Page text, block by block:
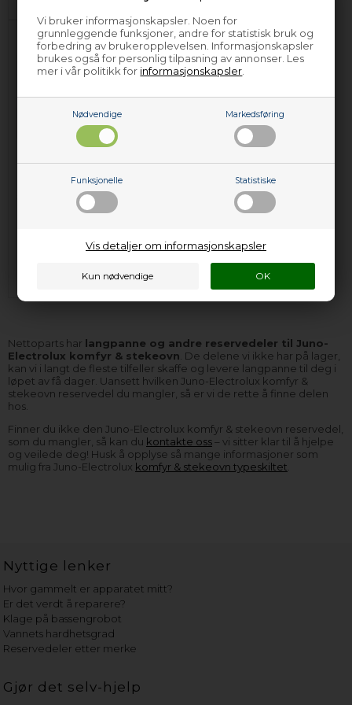
Vi bruker informasjonskapsler. Noen for
grunnleggende funksjoner, andre for statistisk bruk og
forbedring av brukeropplevelsen. Informasjonskapsler
brukes også for personlig tilpasning av annonser. Les
mer i vår politikk for informasjonskapsler
Nødvendige Markedsføring
Funksjonelle Statistiske
Vis detaljer om informasjonskapsler
(Lev. 4-6 virkedager.
Langpanne, Juno-
Electrolux komfyr &
stekeovn - 40 mm x
466 mm x 385 mm
Legg i kurven
Lev. 2-4 virkedager
Nettoparts har langpanne og andre reservedeler til Juno-
Electrolux komfyr & stekeovn. De delene vi ikke har på lager,
kan vi i langt de fleste tilfeller skaffe og levere langpanne til deg i
løpet av få dager. Uansett hvilken Juno-Electrolux komfyr &
stekeovn reservedel du mangler, så er vi de rette å finne delen
hos.
Finner du ikke den Juno-Electrolux komfyr & stekeovn reservedel,
som du mangler, så kan du kontakte oss– vi sitter klar til å hjelpe
og veilede deg! Husk å opplyse så mange informasjoner som
mulig fra Juno-Electrolux komfyr & stekeovn typeskiltet.
Nyttige lenker
Hvor gammelt er apparatet mitt?
Er det verdt å reparere?
Klage på bassengrobot
Vannets hardhetsgrad
Reservedeler etter merke
Gjør det selv-hjelp